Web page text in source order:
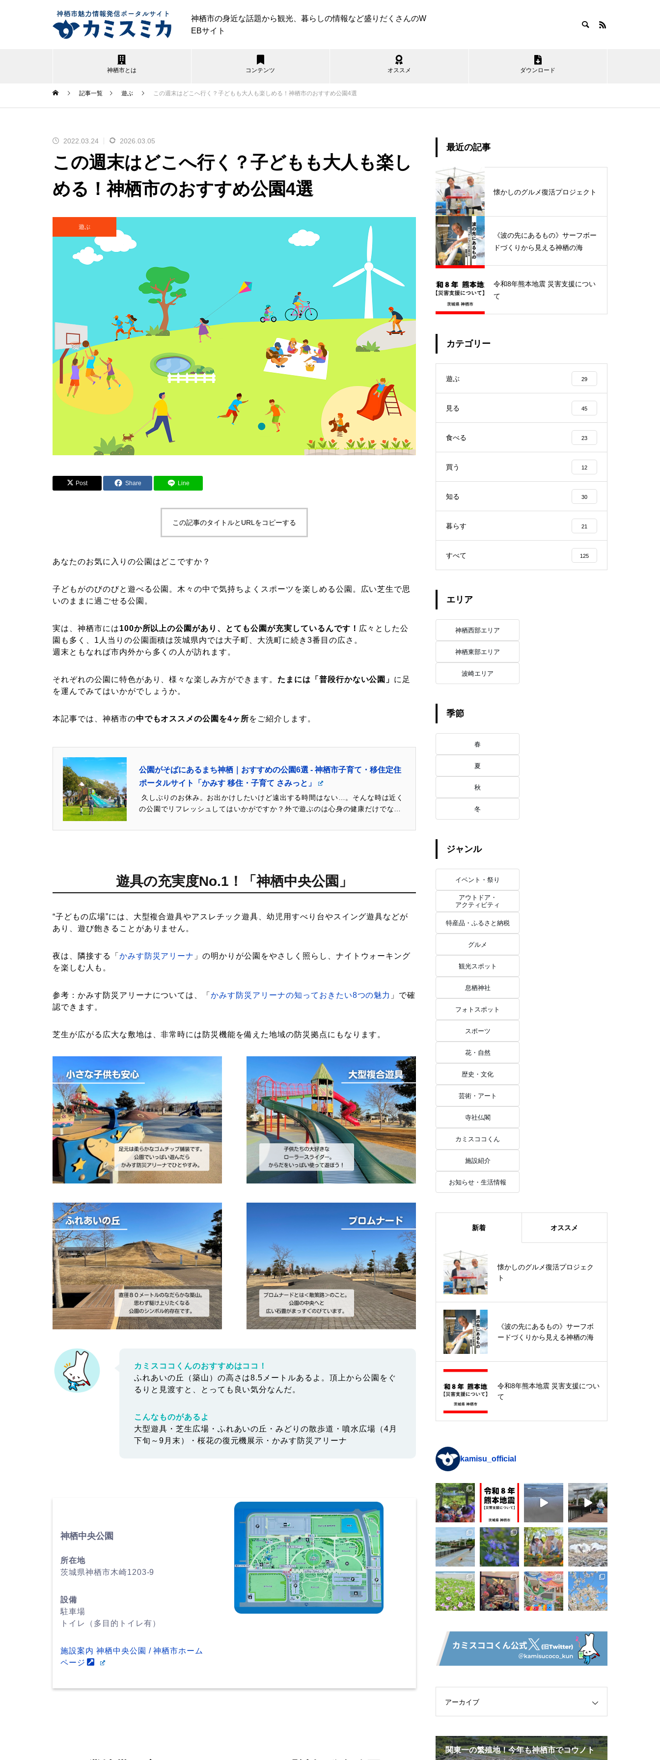
神栖市の身近な話題から観光、暮らしの情報など盛りだくさんのW
EBサイト
神栖市とは コンテンツ オススメ ダウンロード
遊ぶ 見る 食べる 買う 知る
施設で気軽に！手軽に！運動を
はじめよう
第16回かみす舞っちゃげ祭りが
開催されました
神栖市｜秋のイベント特集2025 大潮祭2025レポート
キャリア教育プロジェクトの一
環「キャリ☆フェス神栖 202
4」が開催されました
まるで別世界！？大人気の「鹿
島港工場夜景クルーズ」が今年
も期間限定で運航！
夏休みに波崎でサーフィン体
験！「2024 ジュニアサーフィ
ン CHALLENGE」 レポート
鹿島アントラーズ ホームタウン
デイズ「神栖の日」で神栖市の
魅力をPR！
記事一覧 遊ぶ この週末はどこへ行く？子どもも大人も楽しめる！神栖市のおすすめ公園4選
2022.03.24 2026.03.05
この週末はどこへ行く？子どもも大人も楽し
める！神栖市のおすすめ公園4選
遊ぶ
Post Share Line
この記事のタイトルとURLをコピーする
あなたのお気に入りの公園はどこですか？
子どもがのびのびと遊べる公園。木々の中で気持ちよくスポーツを楽しめる公園。広い芝生で思
いのままに過ごせる公園。
実は、神栖市には100か所以上の公園があり、とても公園が充実しているんです！ 広々とした公
園も多く、1人当りの公園面積は茨城県内では大子町、大洗町に続き3番目の広さ。
週末ともなれば市内外から多くの人が訪れます。
それぞれの公園に特色があり、様々な楽しみ方ができます。 たまには「普段行かない公園」 に足
を運んでみてはいかがでしょうか。
本記事では、神栖市の中でもオススメの公園を4ヶ所をご紹介します。
公園がそばにあるまち神栖｜おすすめの公園6選 - 神栖市子育て・移住定住
ポータルサイト「かみす 移住・子育て さみっと」
久しぶりのお休み。お出かけしたいけど遠出する時間はない…。そんな時は近く
の公園でリフレッシュしてはいかがですか？外で遊ぶのは心身の健康だけでな
遊具の充実度No.1！「神栖中央公園」
“子どもの広場”には、大型複合遊具やアスレチック遊具、幼児用すべり台やスイング遊具などが
あり、遊び飽きることがありません。
夜は、隣接する「 かみす防災アリーナ 」の明かりが公園をやさしく照らし、ナイトウォーキング
を楽しむ人も。
参考：かみす防災アリーナについては、「かみす防災アリーナの知っておきたい8つの魅力 」で確
認できます。
芝生が広がる広大な敷地は、非常時には防災機能を備えた地域の防災拠点にもなります。
カミスココくんのおすすめはココ！
ふれあいの丘（築山）の高さは8.5メートルあるよ。頂上から公園をぐ
るりと見渡すと、とっても良い気分なんだ。
こんなものがあるよ
大型遊具・芝生広場・ふれあいの丘・みどりの散歩道・噴水広場（4月
下旬～9月末）・桜花の復元機展示・かみす防災アリーナ
神栖中央公園
所在地
茨城県神栖市木崎1203-9
設備
駐車場
トイレ（多目的トイレ有）
施設案内 神栖中央公園 / 神栖市ホーム
ページ
最近の記事
懐かしのグルメ復活プロジェクト
《波の先にあるもの》サーフボー
ドづくりから見える神栖の海
令和8年熊本地震 災害支援につい
て
カテゴリー
遊ぶ 29
見る 45
食べる 23
買う 12
知る 30
暮らす 21
すべて 125
エリア
神栖西部エリア
神栖東部エリア
波崎エリア
季節
春
夏
秋
冬
ジャンル
イベント・祭り
アウトドア・
アクティビティ
特産品・ふるさと納税
グルメ
観光スポット
息栖神社
フォトスポット
スポーツ
花・自然
歴史・文化
芸術・アート
寺社仏閣
カミスココくん
施設紹介
お知らせ・生活情報
新着 オススメ
懐かしのグルメ復活プロジェク
ト
《波の先にあるもの》サーフボ
ードづくりから見える神栖の海
令和8年熊本地震 災害支援につい
て
《波の先にあるもの》サーフボー
ドづくりから見える神栖の海
令和8年熊本地震 災害支援につい
て
入館無料なのに超本格！歴史民俗
資料館「恐竜展」特集
kamisu_official
アーカイブ
関東一の繁殖地！今年も神栖市でコウノト